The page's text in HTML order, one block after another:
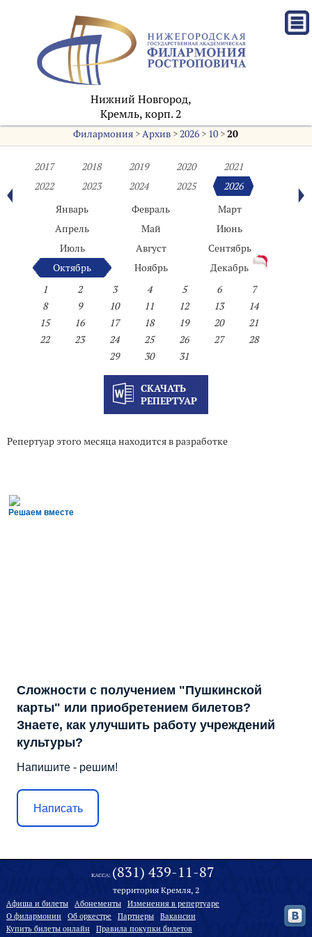
Нижний Новгород,
Кремль, корп. 2
Филармония >Архив >2026 > 10 >20
2017 2018 2019 2020
2021
2022
2023 2024 2025
2026
Январь
Февраль
Март
Апрель
Май
Июнь
Июль
Август
Сентябрь
Октябрь
Ноябрь
Декабрь
1
2 3 4 5 6
7
8
9 10 11 12 13
14
15
16 17 18 19 20
21
22
23 24 25 26 27
28
29
30 31
СКАЧАТЬ
РЕПЕРТУАР
Репертуар этого месяца находится в разработке
Решаем вместе
Сложности с получением "Пушкинской
карты" или приобретением билетов?
Знаете, как улучшить работу учреждений
культуры?
Напишите - решим!
Написать
КАССА: (831) 439-11-87
территория Кремля, 2
Афиша и билеты Абонементы
Изменения в репертуаре
О филармонии
Oб оркестре Партнеры
Вакансии
Купить билеты онлайн
Правила покупки билетов